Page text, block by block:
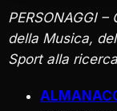
PERSONAGGI
della Musica,
Sport alla